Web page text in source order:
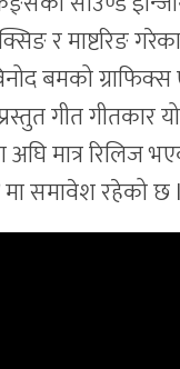
र माष्टरिङ
बमको
गीत गीतकार
अघि मात्र रिलिज
मा समावेश रहेको छ l